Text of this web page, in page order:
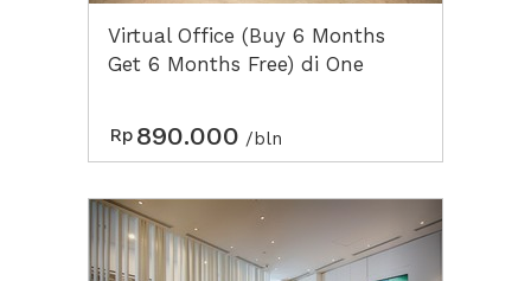
Virtual Office (Buy 6 Months
Get 6 Months Free) di One
Rp 890.000 /bln
Previous Next2